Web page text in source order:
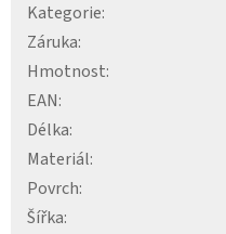
Kategorie:
Záruka:
Hmotnost:
EAN:
Délka:
Materiál:
Povrch:
Šířka: